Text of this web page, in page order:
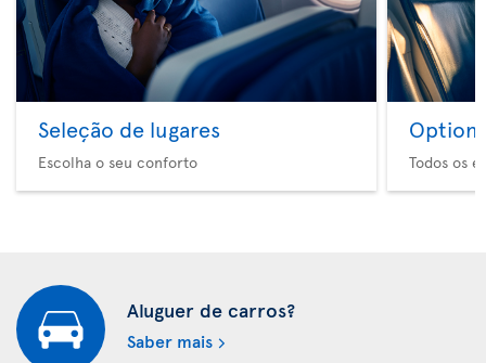
Seleção de lugares
Escolha o seu conforto
Option
Todos os
Aluguer de carros?
Saber mais